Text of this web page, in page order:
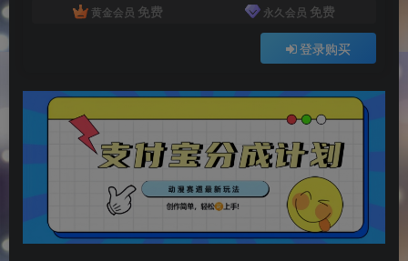
黄金会员 免费 永久会员 免费
登录购买